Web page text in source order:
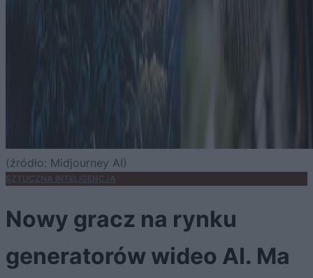
(źródło: Midjourney AI)
SZTUCZNA INTELIGENCJA
Nowy gracz na rynku
generatorów wideo AI. Ma